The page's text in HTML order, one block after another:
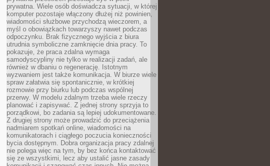
prywatna. Wiele osób doświadcza sytuacji, w której
komputer pozostaje włączony dłużej niż powinien,
wiadomości służbowe przychodzą wieczorem, a
myśl o obowiązkach towarzyszy nawet podczas
odpoczynku. Brak fizycznego wyjścia z biura
utrudnia symboliczne zamknięcie dnia pracy. To
pokazuje, że praca zdalna wymaga
samodyscypliny nie tylko w realizacji zadań, ale
również w dbaniu o regenerację. Istotnym
wyzwaniem jest także komunikacja. W biurze wiele
spraw załatwia się spontanicznie, w krótkiej
rozmowie przy biurku lub podczas wspólnej
przerwy. W modelu zdalnym trzeba wiele rzeczy
planować i zapisywać. Z jednej strony sprzyja to
porządkowi, bo zadania są lepiej udokumentowane.
Z drugiej strony może prowadzić do przeciążenia
nadmiarem spotkań online, wiadomości na
komunikatorach i ciągłego poczucia konieczności
bycia dostępnym. Dobra organizacja pracy zdalnej
nie polega więc na tym, by bez końca kontaktować
się ze wszystkimi, lecz aby ustalić jasne zasady